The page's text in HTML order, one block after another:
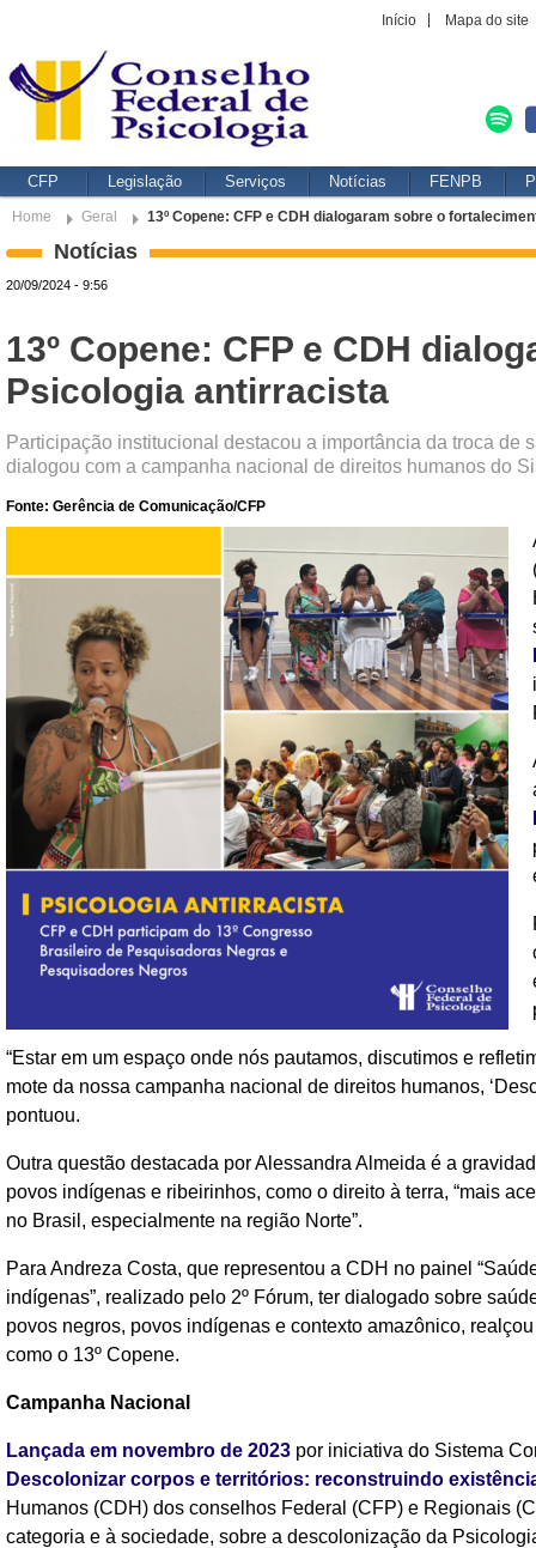
Início Mapa do site
CFP Legislação Serviços Notícias FENPB
Home Geral 13º Copene: CFP e CDH dialogaram sobre o
Notícias
20/09/2024 - 9:56
13º Copene: CFP e CDH
Psicologia antirracista
Participação institucional destacou a importância da troca
dialogou com a campanha nacional de direitos humanos do
Fonte: Gerência de Comunicação/CFP
“Estar em um espaço onde nós pautamos, discutimos e
mote da nossa campanha nacional de direitos humanos,
pontuou.
Outra questão destacada por Alessandra Almeida é a
povos indígenas e ribeirinhos, como o direito à terra, “mais
no Brasil, especialmente na região Norte”.
Para Andreza Costa, que representou a CDH no painel
indígenas”, realizado pelo 2º Fórum, ter dialogado sobre
povos negros, povos indígenas e contexto amazônico,
como o 13º Copene.
Campanha Nacional
Lançada em novembro de 2023 por iniciativa do Sistema
Descolonizar corpos e territórios: reconstruindo
Humanos (CDH) dos conselhos Federal (CFP) e Regionais
categoria e à sociedade, sobre a descolonização da